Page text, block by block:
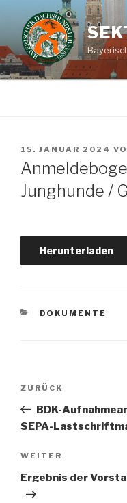
Inhalt
springen
VERÖFFENTLICHT
AM
15. JANUAR 2024
Junghunde /
Herunterladen
KATEGORIEN
DOKUMENTE
Vorheriger
Beitrag
ZURÜCK
BDK-
SEPA-
Nächster
Beitrag
WEITER
Ergebnis der